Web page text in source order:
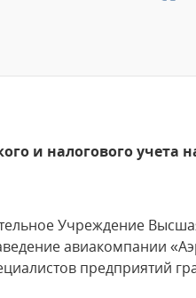
и налогового учета
Учреждение
авиакомпании
предприятий